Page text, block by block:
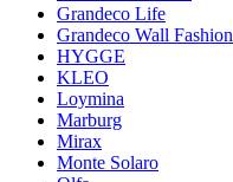
Grandeco Life
Grandeco Wall Fashion
HYGGE
KLEO
Loymina
Marburg
Mirax
Monte Solaro